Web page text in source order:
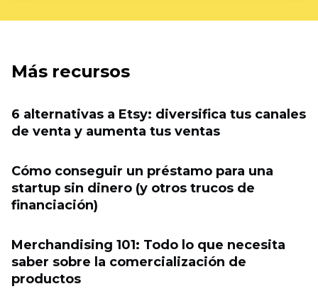
Más recursos
6 alternativas a Etsy: diversifica tus canales
de venta y aumenta tus ventas
Cómo conseguir un préstamo para una
startup sin dinero (y otros trucos de
financiación)
Merchandising 101: Todo lo que necesita
saber sobre la comercialización de
productos